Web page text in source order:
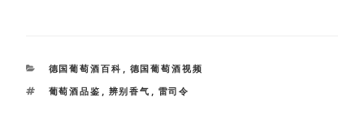
CATEGORIES
德国葡萄酒百科 , 德国葡萄酒视频
TAGS
葡萄酒品鉴 , 辨别香气 , 雷司令